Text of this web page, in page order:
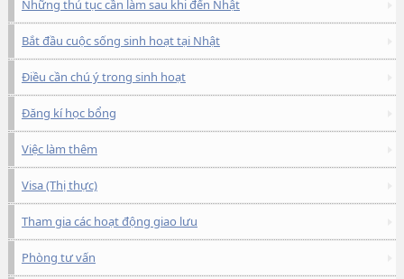
Những thủ tục cần làm sau khi đến Nhật
Bắt đầu cuộc sống sinh hoạt tại Nhật
Điều cần chú ý trong sinh hoạt
Đăng kí học bổng
Việc làm thêm
Visa (Thị thực)
Tham gia các hoạt động giao lưu
Phòng tư vấn